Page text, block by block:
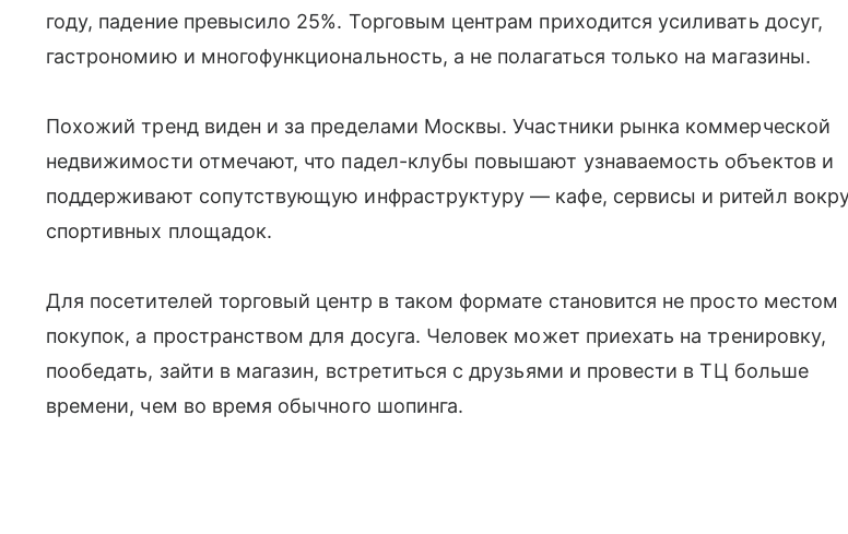
году, падение превысило 25%. Торговым центрам приходится усиливать досуг,
гастрономию и многофункциональность, а не полагаться только на магазины.
Похожий тренд виден и за пределами Москвы. Участники рынка коммерческой
недвижимости отмечают, что падел-клубы повышают узнаваемость объектов и
поддерживают сопутствующую инфраструктуру — кафе, сервисы и ритейл
спортивных площадок.
Для посетителей торговый центр в таком формате становится не просто местом
покупок, а пространством для досуга. Человек может приехать на тренировку,
пообедать, зайти в магазин, встретиться с друзьями и провести в ТЦ больше
времени, чем во время обычного шопинга.